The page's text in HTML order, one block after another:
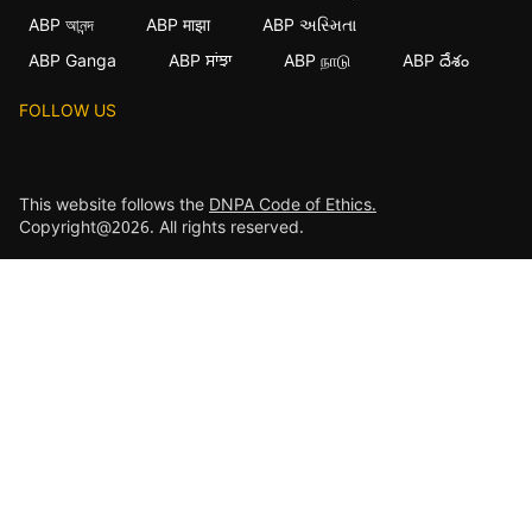
ABP আনন্দ
ABP माझा
ABP અસ્મિતા
ABP Ganga
ABP ਸਾਂਝਾ ABP நாடு ABP దేశం
FOLLOW US
This website follows the DNPA Code of Ethics.
Copyright@2026. All rights reserved.